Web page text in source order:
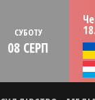
СУБОТУ
08 СЕРП